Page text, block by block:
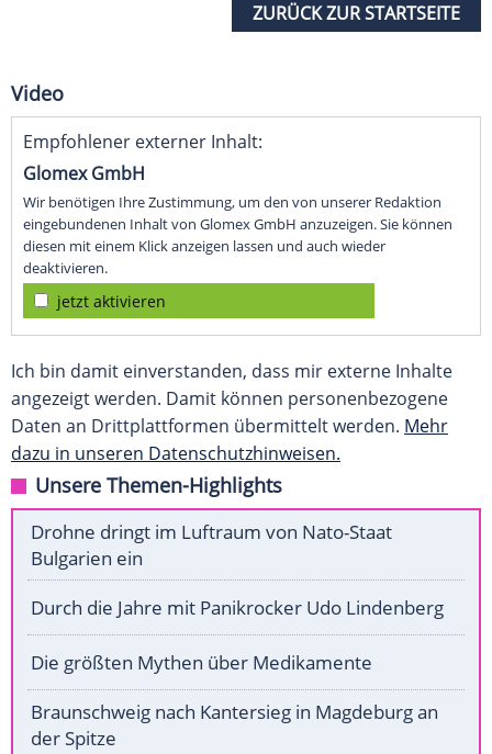
ZURÜCK ZUR STARTSEITE
Video
Empfohlener externer Inhalt:
Glomex GmbH
Wir benötigen Ihre Zustimmung, um den von unserer Redaktion
eingebundenen Inhalt von Glomex GmbH anzuzeigen. Sie können
diesen mit einem Klick anzeigen lassen und auch wieder
deaktivieren.
jetzt aktivieren
Ich bin damit einverstanden, dass mir externe Inhalte
angezeigt werden. Damit können personenbezogene
Daten an Drittplattformen übermittelt werden. Mehr
dazu in unseren Datenschutzhinweisen.
Unsere Themen-Highlights
Drohne dringt im Luftraum von Nato-Staat
Bulgarien ein
Durch die Jahre mit Panikrocker Udo Lindenberg
Die größten Mythen über Medikamente
Braunschweig nach Kantersieg in Magdeburg an
der Spitze